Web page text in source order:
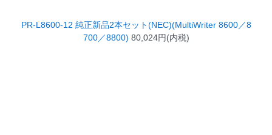
PR-L8600-12 純正新品2本セット(NEC)(MultiWriter 8600／8
700／8800) 80,024円(内税)